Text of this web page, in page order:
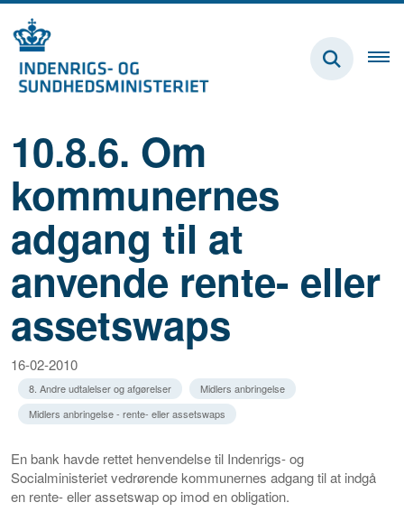
10.8.6. Om
kommunernes
adgang til at
anvende rente- eller
assetswaps
16-02-2010
8. Andre udtalelser og afgørelser
Midlers anbringelse
Midlers anbringelse - rente- eller assetswaps
En bank havde rettet henvendelse til Indenrigs- og
Socialministeriet vedrørende kommunernes adgang til at indgå
en rente- eller assetswap op imod en obligation.